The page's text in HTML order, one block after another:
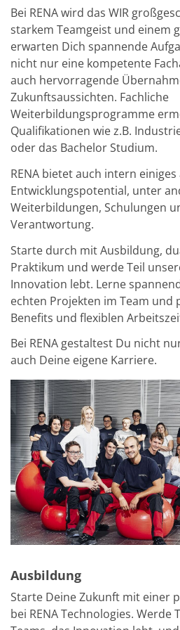
Solarzelle Inline
Solarzelle Batch
Verbrauchsgüter
MedTech
Medizinische Komponenten
Eye Care
Glas Anwendungen
Through glass vias (TGV)
Glas Wafer Bearbeitung
Laser & Ätzen
Kundenspezifische Lösungen
Kunststoffverarbeitung
Service
Service Hotline & Service
Digital Services
Service Level Agreements
Ersatzteilservice
Upgrades
Training
Technologie
Technologiezentren
Prozesstechnologie
TruEtch - Metallätzung
Fluidjet - Metall-Abhebung
SiEtch – KOH-Ätzen
Ätzen
Texturierung
Galvanik
Innovationen
Battery Technology
Fortschrittliches chemisches Ätzen
Proprietäre Software
FlowLogX - Smart Connectivity
Infocenter
Downloads
Presse
News
Messen
Glossar
Ätzen
DI Wasser
Fab
Footprint
SECS/GEM
Bei RENA wird das WIR
starkem Teamgeist und einem
erwarten Dich spannende
nicht nur eine kompetente
auch hervorragende
Zukunftsaussichten. Fachliche
Weiterbildungsprogramme
Qualifikationen wie z.B.
oder das Bachelor Studium.
RENA bietet auch intern einiges
Entwicklungspotential, unter
Weiterbildungen, Schulungen
Verantwortung.
Starte durch mit Ausbildung,
Praktikum und werde Teil
Innovation lebt. Lerne
echten Projekten im Team
Benefits und flexiblen
Bei RENA gestaltest Du nicht
auch Deine eigene Karriere.
Ausbildung
Starte Deine Zukunft mit einer
bei RENA Technologies. Werde